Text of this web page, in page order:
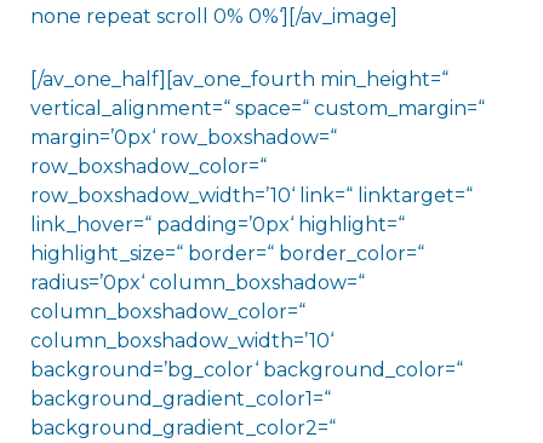
none repeat scroll 0% 0%‘][/av_image]
[/av_one_half][av_one_fourth min_height=“
vertical_alignment=“ space=“ custom_margin=“
margin=’0px‘ row_boxshadow=“
row_boxshadow_color=“
row_boxshadow_width=’10‘ link=“ linktarget=“
link_hover=“ padding=’0px‘ highlight=“
highlight_size=“ border=“ border_color=“
radius=’0px‘ column_boxshadow=“
column_boxshadow_color=“
column_boxshadow_width=’10‘
background=’bg_color‘ background_color=“
background_gradient_color1=“
background_gradient_color2=“